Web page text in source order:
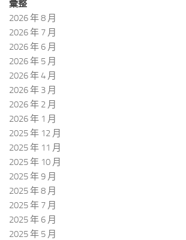
彙整
2026 年 8 月
2026 年 7 月
2026 年 6 月
2026 年 5 月
2026 年 4 月
2026 年 3 月
2026 年 2 月
2026 年 1 月
2025 年 12 月
2025 年 11 月
2025 年 10 月
2025 年 9 月
2025 年 8 月
2025 年 7 月
2025 年 6 月
2025 年 5 月